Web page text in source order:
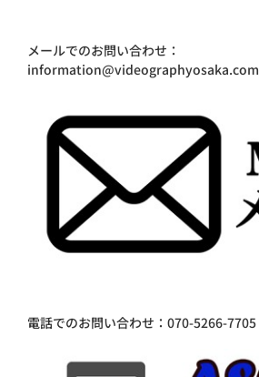
メールでのお問い合わせ：
information@videographyosaka.com
電話でのお問い合わせ：070-5266-7705